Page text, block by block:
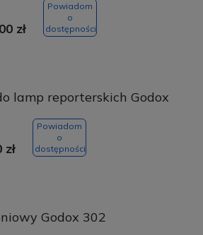
zł
Powiadom
o
dostępności
lamp reporterskich Godox
zł
Powiadom
o
dostępności
Godox 302